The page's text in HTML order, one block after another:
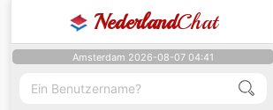
NederlandChat
Amsterdam 2026-08-07 04:41